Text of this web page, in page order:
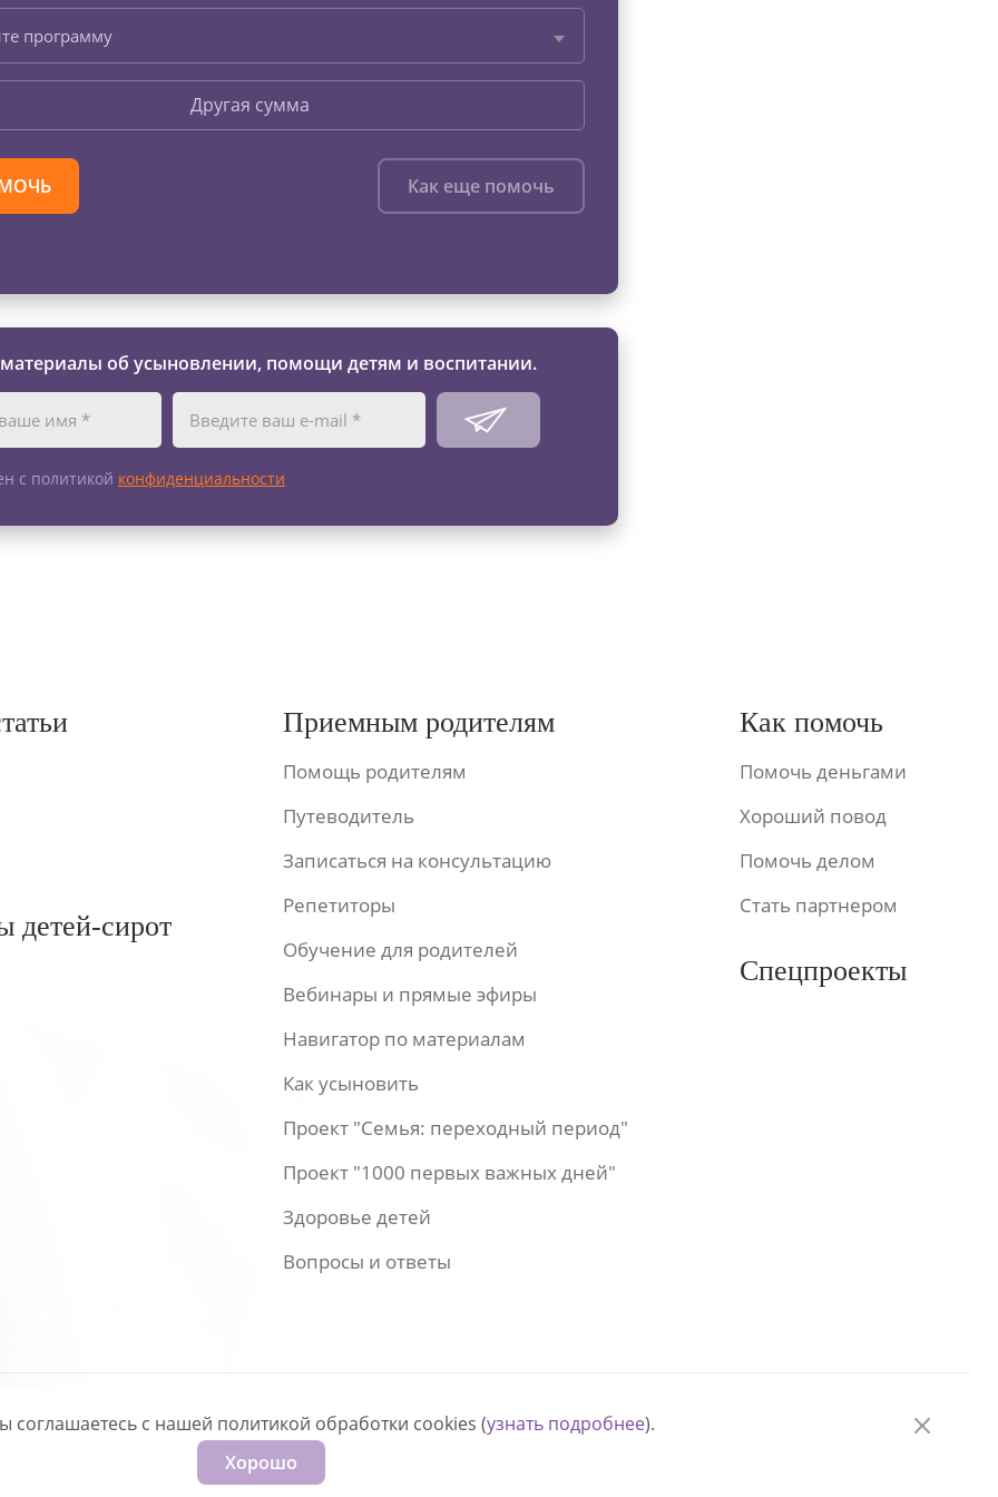
программу
Другая сумма
Как еще помочь
об усыновлении, помощи детям и воспитании.
с политикой конфиденциальности
детей-сирот
Приемным родителям
Помощь родителям
Путеводитель
Записаться на консультацию
Репетиторы
Обучение для родителей
Вебинары и прямые эфиры
Навигатор по материалам
Как усыновить
Проект "Семья: переходный период"
Проект "1000 первых важных дней"
Здоровье детей
Вопросы и ответы
Как помочь
Помочь деньгами
Хороший повод
Помочь делом
Стать партнером
Спецпроекты
соглашаетесь с нашей политикой обработки cookies (узнать подробнее).
Хорошо